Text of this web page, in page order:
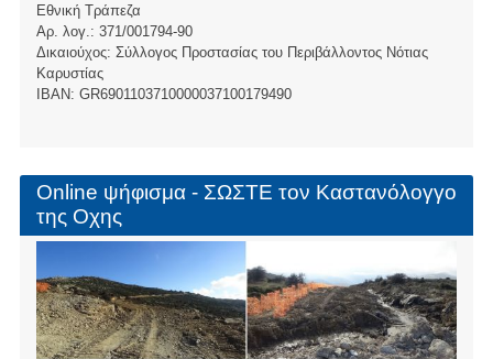
Εθνική Τράπεζα
Αρ. λογ.: 371/001794-90
Δικαιούχος: Σύλλογος Προστασίας του Περιβάλλοντος Νότιας
Καρυστίας
ΙBAN: GR6901103710000037100179490
Online ψήφισμα - ΣΩΣΤΕ τον Καστανόλογγο
της Οχης